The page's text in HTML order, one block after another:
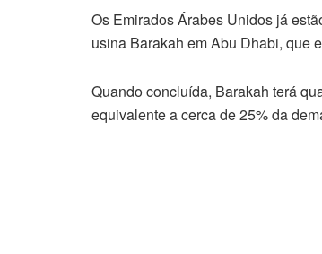
Os Emirados Árabes Unidos já
usina Barakah em Abu Dhabi, que
Quando concluída, Barakah terá
equivalente a cerca de 25% da